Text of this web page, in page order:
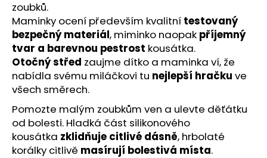
zoubků.
Maminky ocení především kvalitní testovaný
bezpečný materiál, miminko naopak příjemný
tvar a barevnou pestrost kousátka.
Otočný střed zaujme dítko a maminka ví, že
nabídla svému miláčkovi tu nejlepší hračku ve
všech směrech.
Pomozte malým zoubkům ven a ulevte děťátku
od bolesti. Hladká část silikonového
kousátka zklidňuje citlivé dásně, hrbolaté
korálky citlivě masírují bolestivá místa.
o
p
o
r
u
č
u
e
m
e